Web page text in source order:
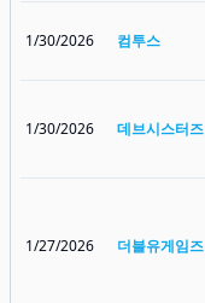
1/30/2026 컴투스
1/30/2026 데브시스터즈
1/27/2026 더블유게임즈